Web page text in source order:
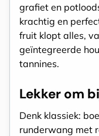
grafiet en
krachtig en
fruit klopt alles,
geïntegreerde
tannines.
Lekker om
Denk klassiek:
runderwang met